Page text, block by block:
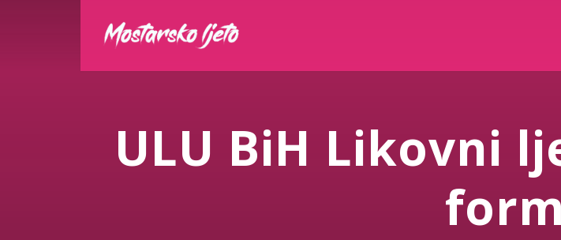
ULU BiH Likovni